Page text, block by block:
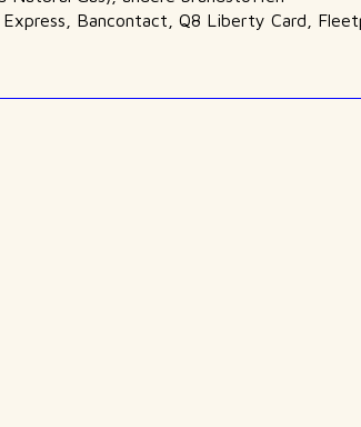
Bancontact, Q8 Liberty Card,